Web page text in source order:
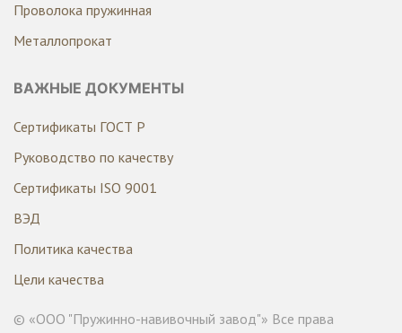
Проволока пружинная
Металлопрокат
ВАЖНЫЕ ДОКУМЕНТЫ
Сертификаты ГОСТ Р
Руководство по качеству
Сертификаты ISO 9001
ВЭД
Политика качества
Цели качества
© «ООО "Пружинно-навивочный завод"» Все права